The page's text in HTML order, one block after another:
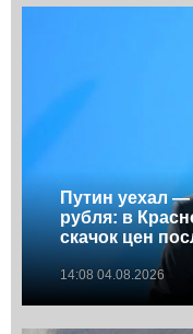
Путин уехал
рубля: в
скачок цен
14:08 04.08.2026